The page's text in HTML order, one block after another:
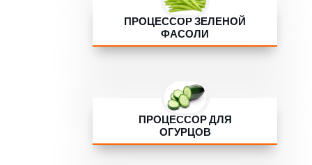
ПРОЦЕССОР ЗЕЛЕНОЙ
ФАСОЛИ
ПРОЦЕССОР ДЛЯ
ОГУРЦОВ